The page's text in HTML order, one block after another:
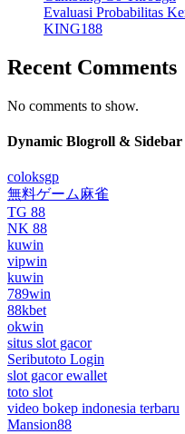
Evaluasi Probabilitas
KING188
Recent Comments
No comments to show.
Dynamic Blogroll & Sidebar
coloksgp
無料ゲーム麻雀
TG 88
NK 88
kuwin
vipwin
kuwin
789win
88kbet
okwin
situs slot gacor
Seributoto Login
slot gacor ewallet
toto slot
video bokep indonesia terbaru
Mansion88